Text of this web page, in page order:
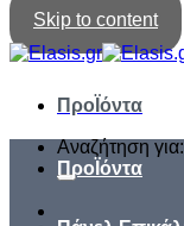
Skip to content
ΠροΪόντα
Αναζήτηση για:
ΠροΪόντα